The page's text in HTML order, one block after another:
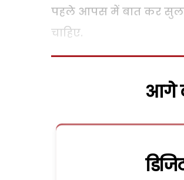
पहले आपस में बात कर
चाहिए.
आगे